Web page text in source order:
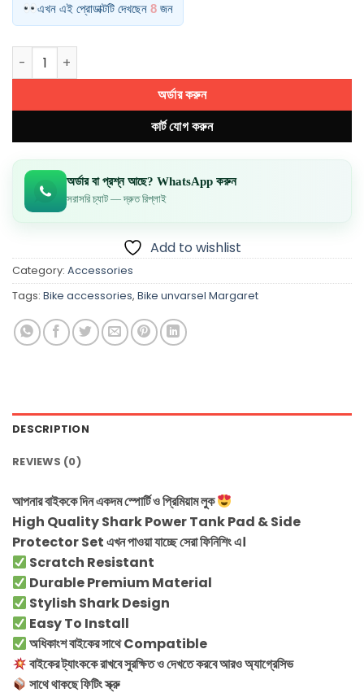
was:
999.00৳ .
is:
599.00৳ .
এখন এই প্রোডাক্টটি দেখছেন8 জন
Shark Power Bike Tank Pad & Side Wing Protector
কার্ট যোগ করুন
অর্ডার করুন
অর্ডার বা প্রশ্ন আছে? WhatsApp করুন
সরাসরি চ্যাট — দ্রুত রিপ্লাই
Add to wishlist
Category: Accessories
Tags: Bike accessories, Bike unvarsel Margaret
DESCRIPTION
REVIEWS (0)
আপনার বাইককে দিন একদম স্পোর্টি ও প্রিমিয়াম লুক
High Quality Shark Power Tank Pad & Side
Protector Set এখন পাওয়া যাচ্ছে সেরা ফিনিশিং এ।
Scratch Resistant
Durable Premium Material
Stylish Shark Design
Easy To Install
অধিকাংশ বাইকের সাথে Compatible
বাইকের ট্যাংককে রাখবে সুরক্ষিত ও দেখতে করবে আরও অ্যাগ্রেসিভ
সাথে থাকছে ফিটিং স্ক্রু